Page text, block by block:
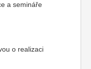
a semináře
o realizaci